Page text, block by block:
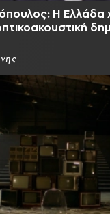
Η Ελλάδα